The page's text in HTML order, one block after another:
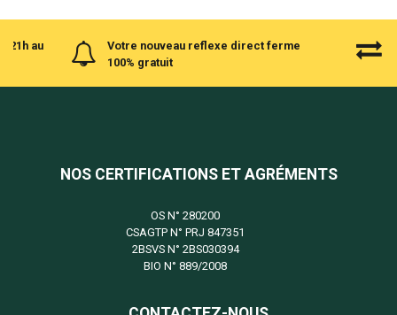
21h au
Votre nouveau reflexe direct ferme
100% gratuit
NOS CERTIFICATIONS ET AGRÉMENTS
OS N° 280200
CSAGTP N° PRJ 847351
2BSVS N° 2BS030394
BIO N° 889/2008